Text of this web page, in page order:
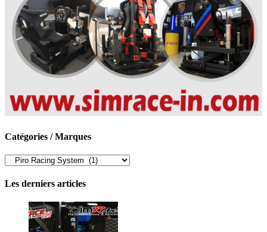
Catégories / Marques
Catégories
Marques
Les derniers articles